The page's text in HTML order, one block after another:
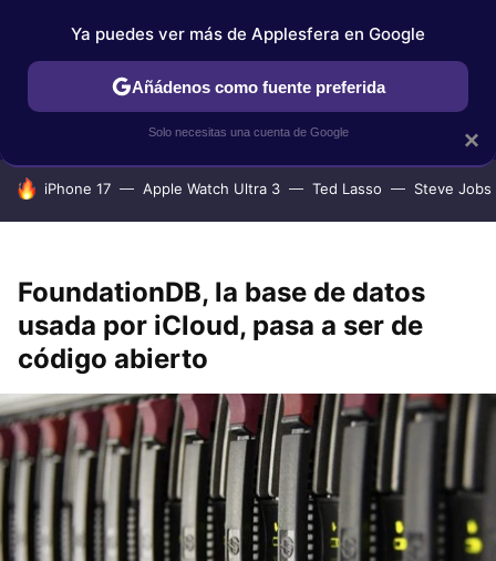
IPHONE TUTORIALES APPLESFERA SELECCIÓN
HOY SE HABLA DE
iPhone 17 Apple Watch Ultra 3 Ted Lasso Steve Jobs
FoundationDB, la base de datos
usada por iCloud, pasa a ser de
código abierto
×
Ya puedes ver más de Applesfera en Google
Añádenos como fuente preferida
Solo necesitas una cuenta de Google